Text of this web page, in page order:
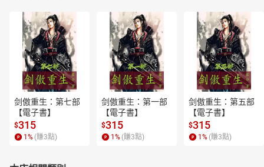
剑傲重生：第七部
【電子書】
$315
1 % (賺3點)
剑傲重生：第一部
【電子書】
$315
1 % (賺3點)
剑傲重生：第五部
【電子書】
$315
1 % (賺3點)